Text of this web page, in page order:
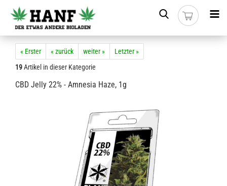
« Erster « zurück weiter »
Letzter »
19Artikel in dieser Kategorie
CBD Jelly 22% - Amnesia Haze, 1g